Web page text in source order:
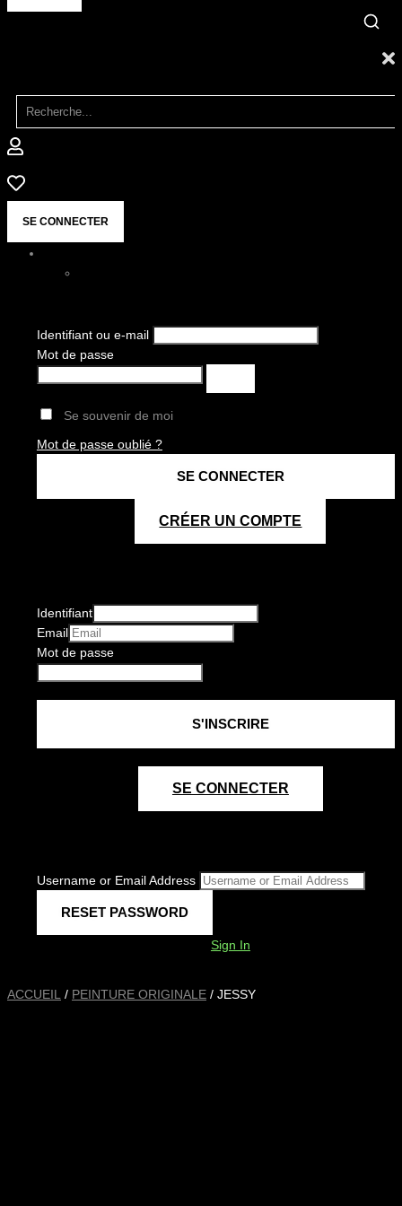
SE CONNECTER
Identifiant ou e-mail
Mot de passe
Se souvenir de moi
Mot de passe oublié ?
CRÉER UN COMPTE
Identifiant
Email
Mot de passe
SE CONNECTER
Username or Email Address
Sign In
ACCUEIL / PEINTURE ORIGINALE / JESSY